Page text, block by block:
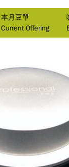
本月豆單
Current Offering